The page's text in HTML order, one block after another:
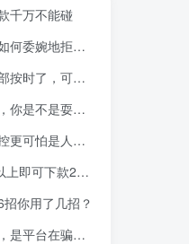
千万不能碰
委婉地拒绝？
那些不征信的贷款吗
不是耍我？！
性的贪婪与短视
款2000-15000元
你用了几招？
取个人资料吗？